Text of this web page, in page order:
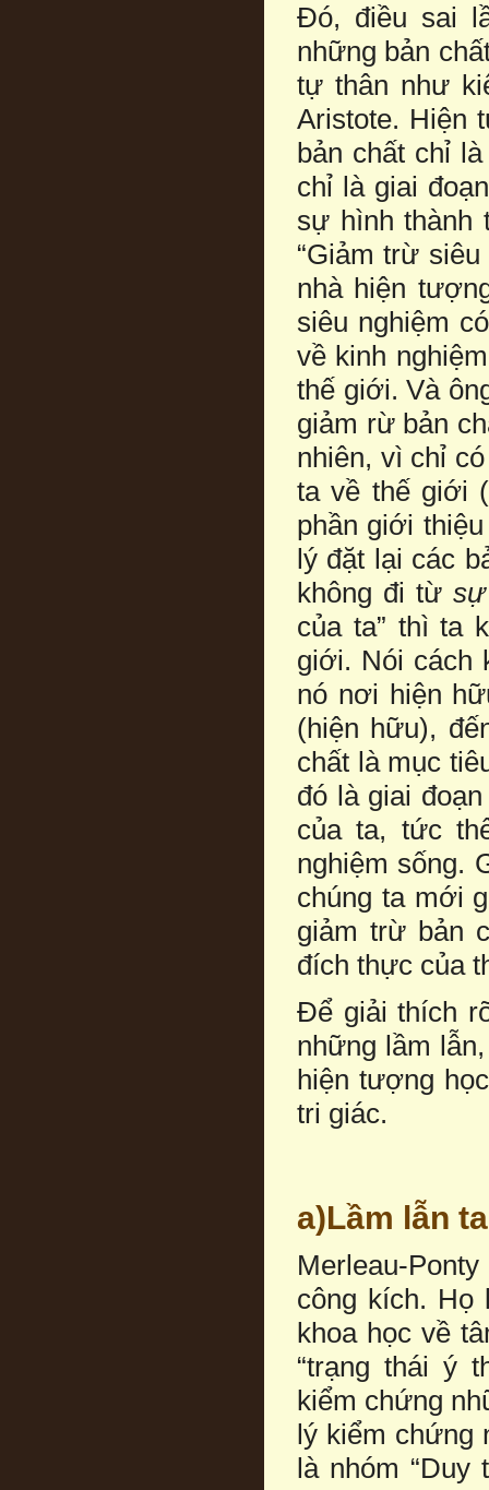
Đó, điều sai
những bản
tự thân như
Aristote. Hiện
bản chất chỉ
chỉ là giai
sự hình thành
“Giảm trừ
nhà hiện
siêu nghiệm
về kinh
thế giới. Và
giảm rừ bản
nhiên, vì chỉ
ta về thế giới
phần giới
lý đặt lại các
không đi từ
của ta” thì ta
giới. Nói cách
nó nơi hiện
(hiện hữu),
chất là mục
đó là giai
của ta, tức
nghiệm sống.
chúng ta mới
giảm trừ bản
đích thực của
Để giải thích
những lầm
hiện tượng
tri giác.
a)Lầm lẫn
Merleau-
công kích.
khoa học về
“trạng thái ý
kiểm chứng
lý kiểm chứng
là nhóm “Duy